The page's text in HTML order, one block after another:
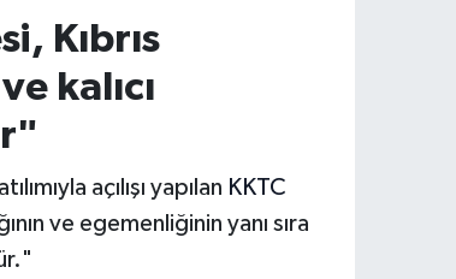
Kıbrıs
kalıcı
açılışı yapılan KKTC
ve egemenliğinin yanı sıra